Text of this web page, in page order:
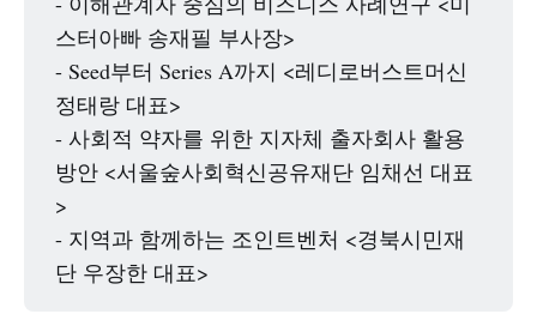
스터아빠 송재필 부사장>
- Seed부터 Series A까지 <레디로버스트머신
정태랑 대표>
- 사회적 약자를 위한 지자체 출자회사 활용
방안 <서울숲사회혁신공유재단 임채선 대표
>
- 지역과 함께하는 조인트벤처 <경북시민재
단 우장한 대표>